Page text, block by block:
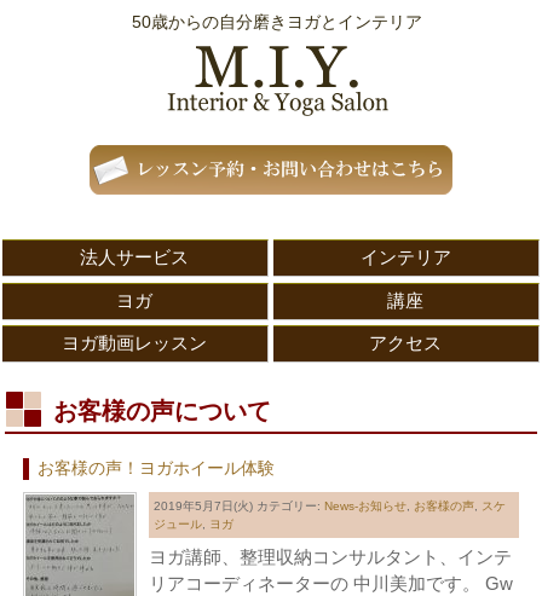
50歳からの自分磨きヨガとインテリア
法人サービス インテリア
ヨガ 講座
ヨガ動画レッスン アクセス
お客様の声について
お客様の声！ヨガホイール体験
2019年5月7日(火) カテゴリー: News-お知らせ, お客様の声, スケ
ジュール, ヨガ
ヨガ講師、整理収納コンサルタント、インテ
リアコーディネーターの 中川美加です。 Gw